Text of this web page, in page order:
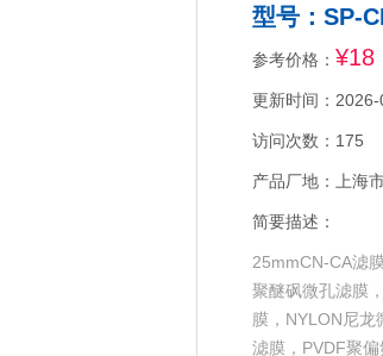
型号：SP-
参考价格： ¥18
更新时间：2026-
访问次数：175
产品厂地：上海
简要描述：
25mmCN-CA滤
聚醚砜微孔滤膜
膜，NYLON尼龙
滤膜，PVDF聚